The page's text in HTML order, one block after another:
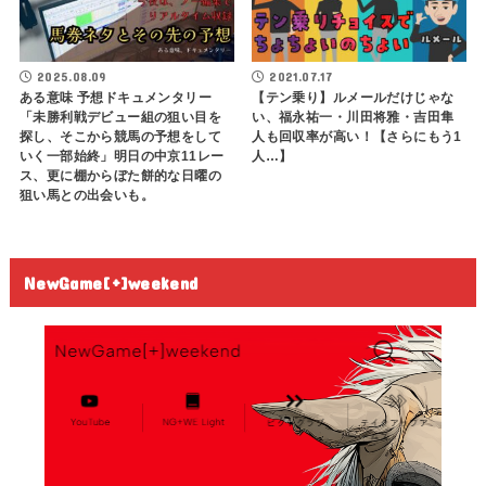
2025.08.09
ある意味 予想ドキュメンタリー
「未勝利戦デビュー組の狙い目を
探し、そこから競馬の予想をして
いく一部始終」明日の中京11レー
ス、更に棚からぼた餅的な日曜の
狙い馬との出会いも。
2021.07.17
【テン乗り】ルメールだけじゃな
い、福永祐一・川田将雅・吉田隼
人も回収率が高い！【さらにもう1
人…】
NewGame[+]weekend